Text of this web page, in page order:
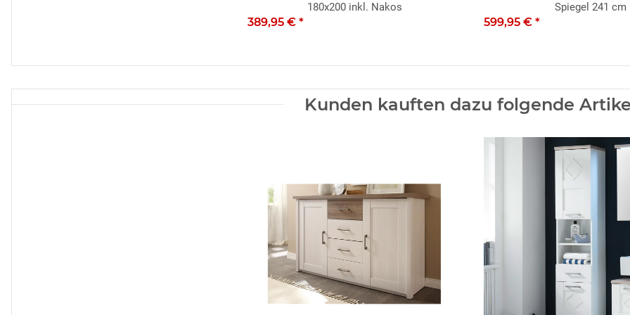
180x200 inkl. Nakos
389,95 € *
Spiegel 241 cm
599,95 € *
Kunden kauften dazu folgende